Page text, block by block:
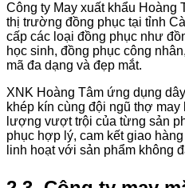
Công ty May xuất khẩu Hoàng
thị trường đồng phục tại tỉnh
cấp các loại đồng phục như
học sinh, đồng phục công
mã đa dạng và đẹp mắt.
XNK Hoàng Tâm ứng dụng
khép kín cùng đội ngũ thợ
lượng vượt trội của từng sản
phục hợp lý, cam kết giao
linh hoạt với sản phẩm không